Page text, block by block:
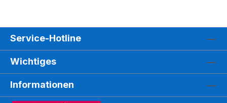
Service-Hotline
Wichtiges
Informationen